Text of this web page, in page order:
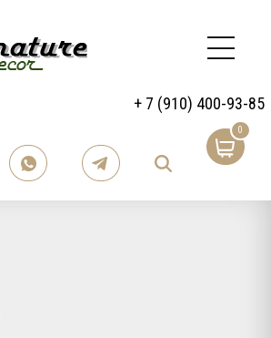
+ 7 (910) 400-93-85
0